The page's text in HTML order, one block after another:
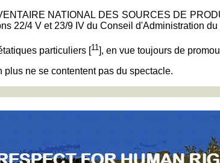
NATIONAL DES SOURCES DE
22/4 V et 23/9 IV du Conseil d'Administration du
particuliers [11 ], en vue toujours de
ne se contentent pas du spectacle.